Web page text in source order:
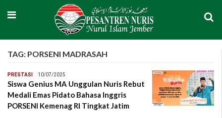
TAG: PORSENI MADRASAH
PRESTASI 10/07/2025
Siswa Genius MA Unggulan Nuris Rebut
Medali Emas Pidato Bahasa Inggris
PORSENI Kemenag RI Tingkat Jatim